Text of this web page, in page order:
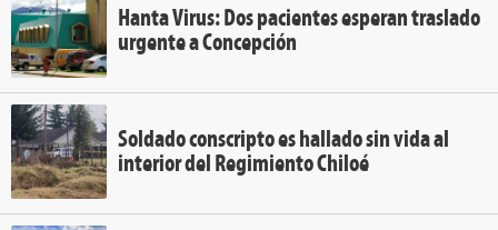
Hanta Virus: Dos pacientes esperan traslado
urgente a Concepción
Soldado conscripto es hallado sin vida al
interior del Regimiento Chiloé